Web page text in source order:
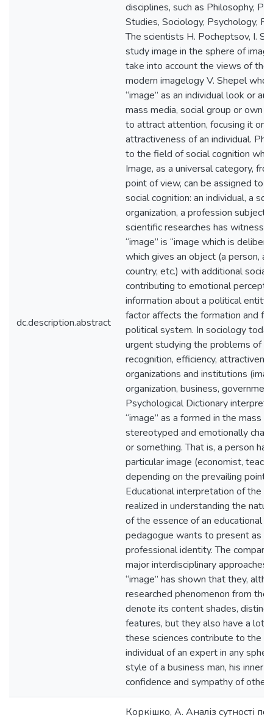
dc.description.abstract
disciplines, such as Philosophy,
Studies, Sociology, Psychology,
The scientists H. Pocheptsov, I.
study image in the sphere of
take into account the views of
modern imagelogy V. Shepel
“image” as an individual look or
mass media, social group or own
to attract attention, focusing it on
attractiveness of an individual.
to the field of social cognition
Image, as a universal category,
point of view, can be assigned to
social cognition: an individual, a
organization, a profession
scientific researches has
“image” is “image which is
which gives an object (a person,
country, etc.) with additional social
contributing to emotional
information about a political entity
factor affects the formation and
political system. In sociology
urgent studying the problems of
recognition, efficiency,
organizations and institutions
organization, business,
Psychological Dictionary
“image” as a formed in the mass
stereotyped and emotionally
or something. That is, a person
particular image (economist,
depending on the prevailing point
Educational interpretation of the
realized in understanding the
of the essence of an educational
pedagogue wants to present as a
professional identity. The
major interdisciplinary
“image” has shown that they,
researched phenomenon from
denote its content shades,
features, but they also have a lot
these sciences contribute to the
individual of an expert in any
style of a business man, his inner
confidence and sympathy of
Коркішко, А. Аналіз сутності